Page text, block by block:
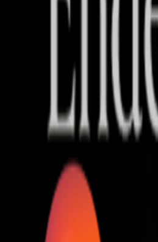
Who we are
AT PARTNERSが提供する
オープンイノベーション活動
詳しく見る
AT PARTNERS3つの強み